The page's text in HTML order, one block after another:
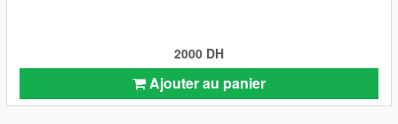
2000 DH
Ajouter au panier